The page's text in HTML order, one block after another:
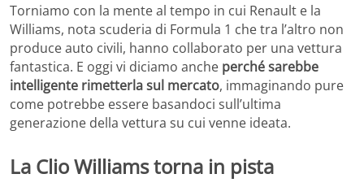
Torniamo con la mente al tempo in cui Renault e la
Williams, nota scuderia di Formula 1 che tra l’altro non
produce auto civili, hanno collaborato per una vettura
fantastica. E oggi vi diciamo anche perché sarebbe
intelligente rimetterla sul mercato, immaginando pure
come potrebbe essere basandoci sull’ultima
generazione della vettura su cui venne ideata.
La Clio Williams torna in pista